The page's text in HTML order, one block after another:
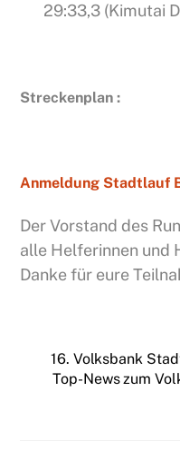
29:33,3 (Kimutai
Streckenplan :
Anmeldung Stadtlauf
Der Vorstand des
alle Helferinnen und
Danke für eure
16. Volksbank
Top-News zum